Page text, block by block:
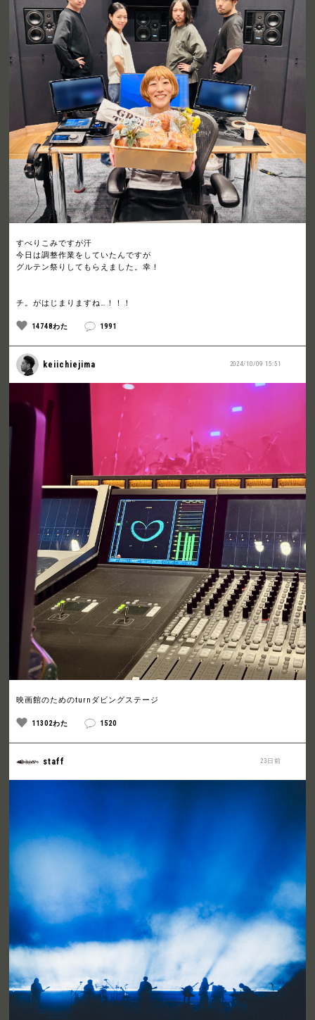
すべりこみですが汗
今日は調整作業をしていたんですが
グルテン祭りしてもらえました。幸！
チ。がはじまりますね…！！！
14748わた 1991
2024/10/09 15:51
keiichiejima
映画館のためのturnダビングステージ
11302わた 1520
23日前
staff